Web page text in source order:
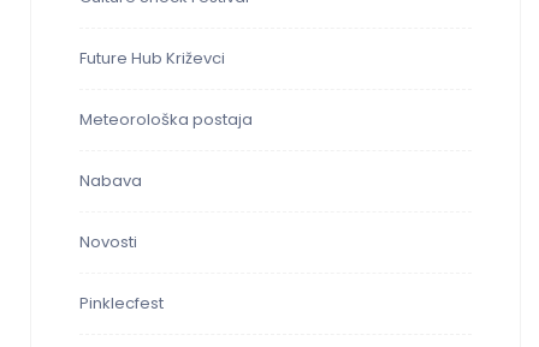
Future Hub Križevci
Meteorološka postaja
Nabava
Novosti
Pinklecfest